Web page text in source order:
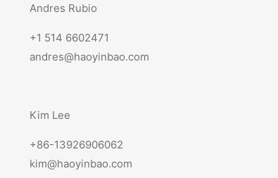
Andres Rubio
+1 514 6602471
andres@haoyinbao.com
Kim Lee
+86-13926906062
kim@haoyinbao.com